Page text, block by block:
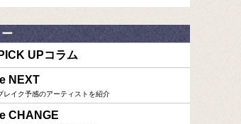
UPコラム
NEXT
レイク予感のアーティストを紹介
CHANGE